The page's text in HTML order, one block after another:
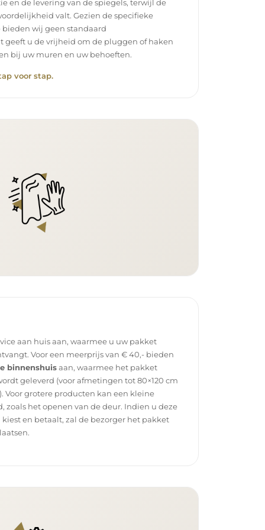
en de levering van de spiegels, terwijl de
valt. Gezien de specifieke
wij geen standaard
geeft u de vrijheid om de pluggen of haken
bij uw muren en uw behoeften.
voor stap.
aan huis aan, waarmee u uw pakket
Voor een meerprijs van € 40,- bieden
binnenshuisaan, waarmee het pakket
geleverd (voor afmetingen tot 80×120 cm
Voor grotere producten kan een kleine
zoals het openen van de deur. Indien u deze
en betaalt, zal de bezorger het pakket